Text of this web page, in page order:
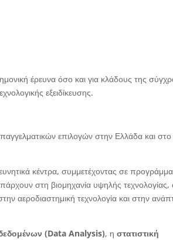
έρευνα όσο και για κλάδους της
εξειδίκευσης.
επιλογών στην Ελλάδα και στο
κέντρα, συμμετέχοντας σε
στη βιομηχανία υψηλής τεχνολογίας,
αεροδιαστημική τεχνολογία και στην
(Data Analysis), ηστατιστική